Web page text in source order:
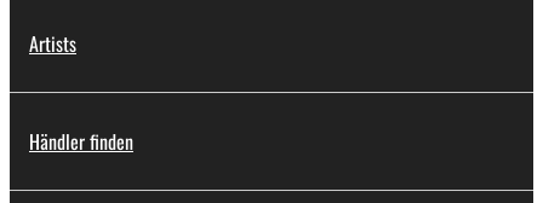
Artists
Händler finden